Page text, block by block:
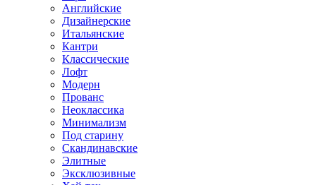
Английские
Дизайнерские
Итальянские
Кантри
Классические
Лофт
Модерн
Прованс
Неоклассика
Минимализм
Под старину
Скандинавские
Элитные
Эксклюзивные